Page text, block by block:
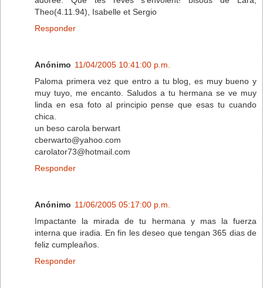
Theo(4.11.94), Isabelle et Sergio
Responder
Anónimo 11/04/2005 10:41:00 p.m.
Paloma primera vez que entro a tu blog, es muy bueno y
muy tuyo, me encanto. Saludos a tu hermana se ve muy
linda en esa foto al principio pense que esas tu cuando
chica.
un beso carola berwart
cberwarto@yahoo.com
carolator73@hotmail.com
Responder
Anónimo 11/06/2005 05:17:00 p.m.
Impactante la mirada de tu hermana y mas la fuerza
interna que iradia. En fin les deseo que tengan 365 dias de
feliz cumpleaños.
Responder